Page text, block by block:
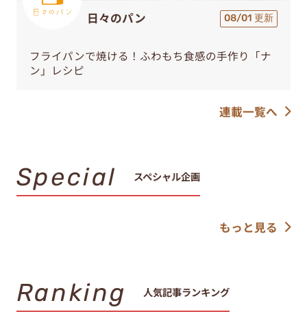
日々のパン 08/01 更新
フライパンで焼ける！ふわもち食感の手作り「ナ
ン」レシピ
連載一覧へ
Special スペシャル企画
もっと見る
Ranking 人気記事ランキング